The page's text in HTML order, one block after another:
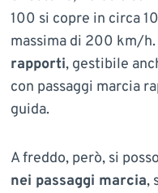
100 si copre in circa
massima di 200 km/
rapporti, gestibile
con passaggi marcia
guida.
A freddo, però, si
nei passaggi marcia,